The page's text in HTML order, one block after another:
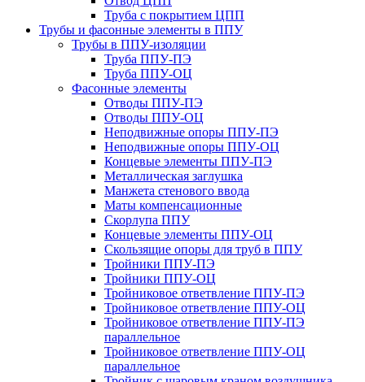
Труба с покрытием ЦПП
Трубы и фасонные элементы в ППУ
Трубы в ППУ-изоляции
Труба ППУ-ПЭ
Труба ППУ-ОЦ
Фасонные элементы
Отводы ППУ-ПЭ
Отводы ППУ-ОЦ
Неподвижные опоры ППУ-ПЭ
Неподвижные опоры ППУ-ОЦ
Концевые элементы ППУ-ПЭ
Металлическая заглушка
Манжета стенового ввода
Маты компенсационные
Скорлупа ППУ
Концевые элементы ППУ-ОЦ
Скользящие опоры для труб в ППУ
Тройники ППУ-ПЭ
Тройники ППУ-ОЦ
Тройниковое ответвление ППУ-ПЭ
Тройниковое ответвление ППУ-ОЦ
Тройниковое ответвление ППУ-ПЭ
параллельное
Тройниковое ответвление ППУ-ОЦ
параллельное